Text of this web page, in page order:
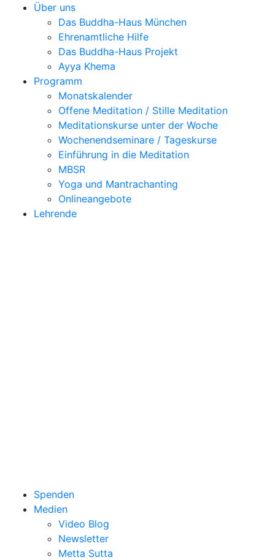
Über uns
Das Buddha-Haus München
Ehrenamtliche Hilfe
Das Buddha-Haus Projekt
Ayya Khema
Programm
Monatskalender
Offene Meditation / Stille Meditation
Meditationskurse unter der Woche
Wochenendseminare / Tageskurse
Einführung in die Meditation
MBSR
Yoga und Mantrachanting
Onlineangebote
Lehrende
Spenden
Medien
Video Blog
Newsletter
Metta Sutta